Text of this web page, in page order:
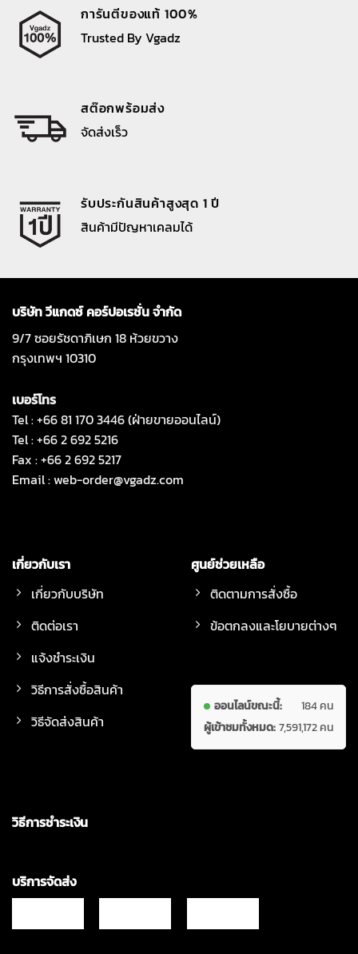
การันตีของแท้ 100%
Trusted By Vgadz
สต๊อกพร้อมส่ง
จัดส่งเร็ว
รับประกันสินค้าสูงสุด 1 ปี
สินค้ามีปัญหาเคลมได้
บริษัท วีแกดซ์ คอร์ปอเรชั่น จำกัด
9/7 ซอยรัชดาภิเษก 18 ห้วยขวาง
กรุงเทพฯ 10310
เบอร์โทร
Tel : +66 81 170 3446 (ฝ่ายขายออนไลน์)
Tel : +66 2 692 5216
Fax : +66 2 692 5217
Email :web-order@vgadz.com
เกี่ยวกับเรา
เกี่ยวกับบริษัท
ติดต่อเรา
แจ้งชำระเงิน
วิธีการสั่งซื้อสินค้า
วิธีจัดส่งสินค้า
ศูนย์ช่วยเหลือ
ติดตามการสั่งซื้อ
ข้อตกลงและโยบายต่างๆ
ออนไลน์ขณะนี้:
184 คน
ผู้เข้าชมทั้งหมด:7,591,172 คน
วิธีการชำระเงิน
บริการจัดส่ง